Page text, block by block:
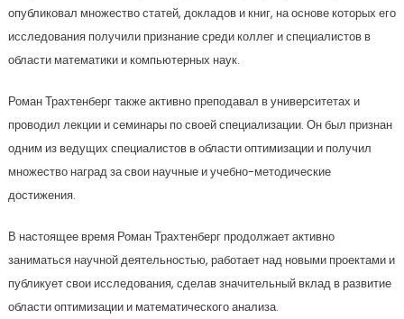
опубликовал множество статей, докладов и книг, на основе которых его
исследования получили признание среди коллег и специалистов в
области математики и компьютерных наук.
Роман Трахтенберг также активно преподавал в университетах и
проводил лекции и семинары по своей специализации. Он был признан
одним из ведущих специалистов в области оптимизации и получил
множество наград за свои научные и учебно-методические
достижения.
В настоящее время Роман Трахтенберг продолжает активно
заниматься научной деятельностью, работает над новыми проектами и
публикует свои исследования, сделав значительный вклад в развитие
области оптимизации и математического анализа.